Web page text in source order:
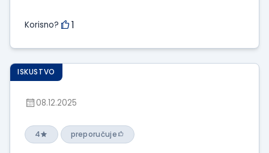
Korisno? 1
ISKUSTVO
08.12.2025
4 preporučuje